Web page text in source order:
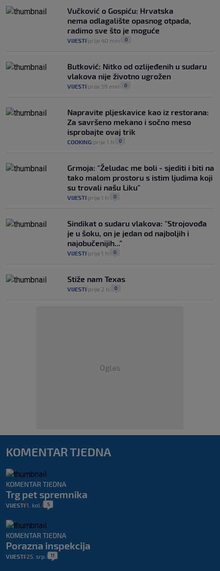
Vučković o Gospiću: Hrvatska
nema odlagalište opasnog otpada,
radimo sve što je moguće
VIJESTI prije 40 min 0
Butković: Nitko od ozlijeđenih u sudaru
vlakova nije životno ugrožen
VIJESTI prije 59 min 0
Napravite pljeskavice kao iz restorana:
Za savršeno mekano i sočno meso
isprobajte ovaj trik
COOKING prije 1 h 0
Grmoja: "Želudac me boli - sjediti i biti na
tako malom prostoru s istim ljudima koji
su trovali našu Liku"
VIJESTI prije 1 h 0
Sindikat o sudaru vlakova: "Strojovođa
je u šoku, on je jedan od najboljih i
najobučenijih..."
VIJESTI prije 1 h 0
Stiže nam Texas
VIJESTI prije 2 h 0
Oglas
KOMENTAR TJEDNA
KOMENTAR TJEDNA
Trg pet spremnika
VIJESTI 1. kol. 5
KOMENTAR TJEDNA
Porazna inspekcija
VIJESTI 25. srp. 11